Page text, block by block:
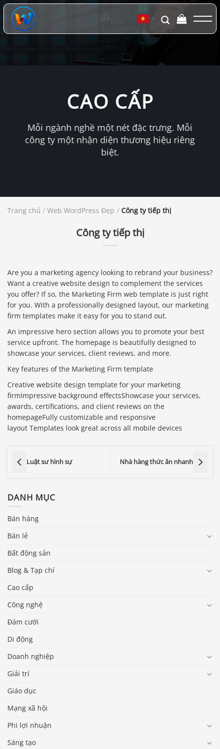
Chuyển
đến
dung
▼
CAO CẤP
Mỗi ngành nghề một nét đặc trưng. Mỗi
công ty một nhận diện thương hiệu riêng
biệt.
Trang chủ / Web WordPress Đẹp / Công ty tiếp thị
Công ty tiếp thị
Are you a marketing agency looking to rebrand your business?
Want a creative website design to complement the services
you offer? If so, the Marketing Firm web template is just right
for you. With a professionally designed layout, our marketing
firm templates make it easy for you to stand out.
An impressive hero section allows you to promote your best
service upfront. The homepage is beautifully designed to
showcase your services, client reviews, and more.
Key features of the Marketing Firm template
Creative website design template for your marketing
firmImpressive background effectsShowcase your services,
awards, certifications, and client reviews on the
homepageFully customizable and responsive
layout Templates look great across all mobile devices
Luật sư hình sự Nhà hàng thức ăn nhanh
DANH MỤC
Bán hàng
Bán lẻ
Bất động sản
Blog & Tạp chí
Cao cấp
Công nghệ
Đám cưới
Di động
Doanh nghiệp
Giải trí
Giáo dục
Mạng xã hội
Phi lợi nhuận
Sáng tạo